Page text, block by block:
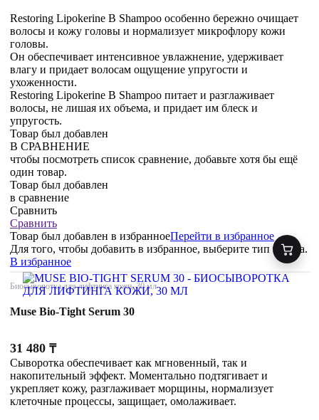
Restoring Lipokerine B Shampoo особенно бережно очищает
волосы и кожу головы и нормализует микрофлору кожи
головы.
Он обеспечивает интенсивное увлажнение, удерживает
влагу и придает волосам ощущение упругости и
ухоженности.
Restoring Lipokerine B Shampoo питает и разглаживает
волосы, не лишая их объема, и придает им блеск и
упругость.
Товар был добавлен
В СРАВНЕНИЕ
чтобы посмотреть список сравнение, добавьте хотя бы ещё
один товар.
Товар был добавлен
в сравнение
Сравнить
Сравнить
Товар был добавлен в избранноеПерейти в избранное
Для того, чтобы добавить в избранное, выберите тип товара.
В избранное
Биосыворотка для лифтинга кожи, 30 мл
Muse Bio-Tight Serum 30
31 480 ₸
Сыворотка обеспечивает как мгновенный, так и
накопительный эффект. Моментально подтягивает и
укрепляет кожу, разглаживает морщины, нормализует
клеточные процессы, защищает, омолаживает.